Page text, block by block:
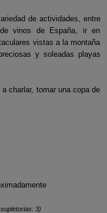
de actividades, entre
vinos de España, ir en
vistas a la montaña
y soleadas playas
charlar, tomar una copa de
3)